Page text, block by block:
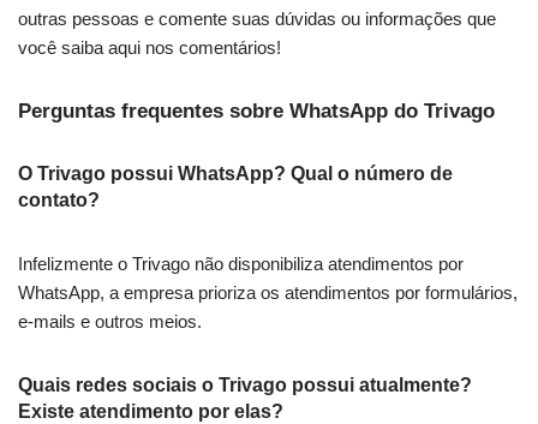
outras pessoas e comente suas dúvidas ou informações que
você saiba aqui nos comentários!
Perguntas frequentes sobre WhatsApp do Trivago
O Trivago possui WhatsApp? Qual o número de
contato?
Infelizmente o Trivago não disponibiliza atendimentos por
WhatsApp, a empresa prioriza os atendimentos por formulários,
e-mails e outros meios.
Quais redes sociais o Trivago possui atualmente?
Existe atendimento por elas?